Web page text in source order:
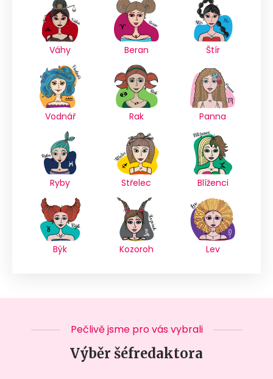
Váhy Beran Štír
Vodnář Rak Panna
Ryby Střelec Blíženci
Býk Kozoroh Lev
Pečlivě jsme pro vás vybrali
Výběr šéfredaktora